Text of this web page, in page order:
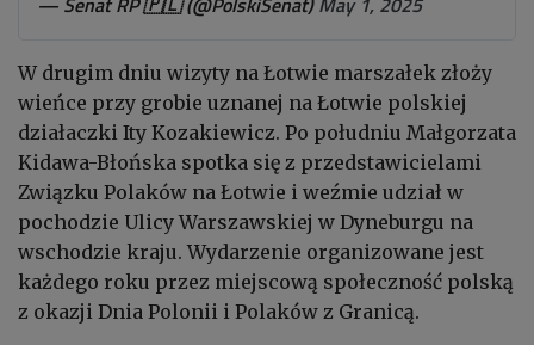
W drugim dniu wizyty na Łotwie marszałek złoży
wieńce przy grobie uznanej na Łotwie polskiej
działaczki Ity Kozakiewicz. Po południu Małgorzata
Kidawa-Błońska spotka się z przedstawicielami
Związku Polaków na Łotwie i weźmie udział w
pochodzie Ulicy Warszawskiej w Dyneburgu na
wschodzie kraju.Wydarzenie organizowane jest
każdego roku przez miejscową społeczność polską
z okazji Dnia Polonii i Polaków z Granicą.